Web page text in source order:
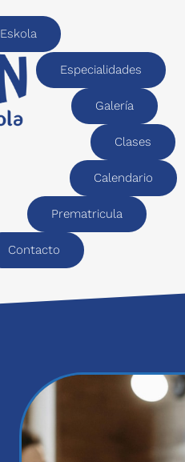
Eskola
Especialidades
Galería
Clases
Calendario
Prematricula
Contacto